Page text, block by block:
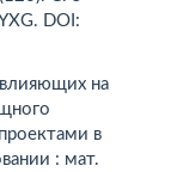
DOI:
на
в
: мат.